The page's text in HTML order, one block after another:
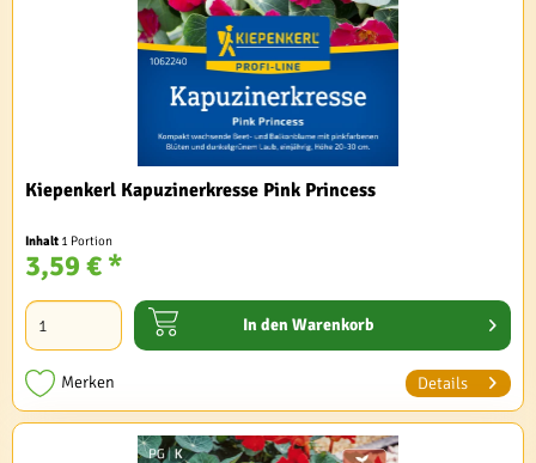
Kiepenkerl Kapuzinerkresse Pink Princess
Inhalt 1 Portion
3,59 € *
In den Warenkorb
Merken Details